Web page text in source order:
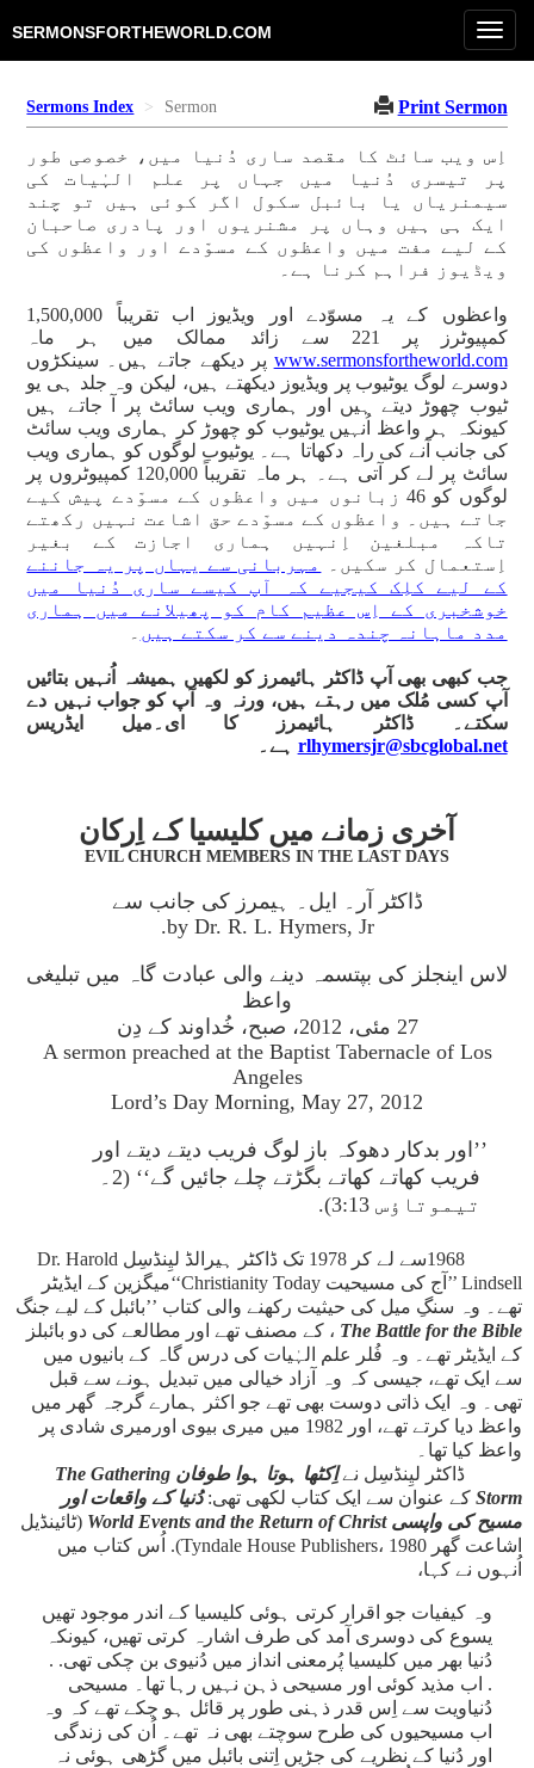
SERMONSFORTHEWORLD.COM
Sermons Index Sermon Print Sermon
اِس ویب سائٹ کا مقصد ساری دُنیا میں، خصوصی طور
پر تیسری دُنیا میں جہاں پر علم الہٰیات کی
سیمنریاں یا بائبل سکول اگر کوئی ہیں تو چند
ایک ہی ہیں وہاں پر مشنریوں اور پادری صاحبان
کے لیے مفت میں واعظوں کے مسوّدے اور واعظوں کی
ویڈیوز فراہم کرنا ہے۔
واعظوں کے یہ مسوّدے اور ویڈیوز اب تقریباً 1,500,000
کمپیوٹرز پر 221 سے زائد ممالک میں ہر ماہ
www.sermonsfortheworld.com پر دیکھے جاتے ہیں۔ سینکڑوں
دوسرے لوگ یوٹیوب پر ویڈیوز دیکھتے ہیں، لیکن وہ جلد ہی یو
ٹیوب چھوڑ دیتے ہیں اور ہماری ویب سائٹ پر آ جاتے ہیں
کیونکہ ہر واعظ اُنہیں یوٹیوب کو چھوڑ کر ہماری ویب سائٹ
کی جانب آنے کی راہ دکھاتا ہے۔ یوٹیوب لوگوں کو ہماری ویب
سائٹ پر لے کر آتی ہے۔ ہر ماہ تقریباً 120,000 کمپیوٹروں پر
لوگوں کو 46 زبانوں میں واعظوں کے مسوّدے پیش کیے
جاتے ہیں۔ واعظوں کے مسوّدے حق اشاعت نہیں رکھتے
تاکہ مبلغین اِنہیں ہماری اجازت کے بغیر
اِستعمال کر سکیں۔
مہربانی سے یہاں پر یہ جاننے
کے لیے کلِک کیجیے کہ آپ کیسے ساری دُنیا میں
خوشخبری کے اِس عظیم کام کو پھیلانے میں ہماری
مدد ماہانہ چندہ دینے سے کر سکتے ہیں
جب کبھی بھی آپ ڈاکٹر ہائیمرز کو لکھیں ہمیشہ اُنہیں بتائیں
آپ کسی مُلک میں رہتے ہیں، ورنہ وہ آپ کو جواب نہیں دے
سکتے۔ ڈاکٹر ہائیمرز کا ای۔میل ایڈریس
rlhymersjr@sbcglobal.net ہے۔
آخری زمانے میں کلیسیا کے اِرکان
EVIL CHURCH MEMBERS IN THE LAST DAYS
ڈاکٹر آر۔ ایل۔ ہیمرز کی جانب سے
by Dr. R. L. Hymers, Jr.
لاس اینجلز کی بپتسمہ دینے والی عبادت گاہ میں تبلیغی
واعظ
27 مئی، 2012، صبح، خُداوند کے دِن
A sermon preached at the Baptist Tabernacle of Los
Angeles
Lord’s Day Morning, May 27, 2012
’’اور بدکار دھوکہ باز لوگ فریب دیتے دیتے اور
فریب کھاتے کھاتے بگڑتے چلے جائیں گے‘‘ (2۔
تیموتاؤس 3:13).
1968سے لے کر 1978 تک ڈاکٹر ہیرالڈ لیِنڈسِل Dr. Harold
Lindsell ’’آج کی مسیحیت Christianity Today‘‘میگزین کے ایڈیٹر
تھے۔ وہ سنگِ میل کی حیثیت رکھنے والی کتاب ’’بائبل کے لیے جنگ
The Battle for the Bible ، کے مصنف تھے اور مطالعے کی دو بائبلز
کے ایڈیٹر تھے۔ وہ فُلر علم الہٰیات کی درس گاہ کے بانیوں میں
سے ایک تھے، جیسی کہ وہ آزاد خیالی میں تبدیل ہونے سے قبل
تھی۔ وہ ایک ذاتی دوست بھی تھے جو اکثر ہمارے گرجہ گھر میں
واعظ دیا کرتے تھے، اور 1982 میں میری بیوی اورمیری شادی پر
واعظ کیا تھا۔
ڈاکٹر لیِنڈسِل نےاِکٹھا ہوتا ہوا طوفان The Gathering
Storm کے عنوان سے ایک کتاب لکھی تھی:دُنیا کے واقعات اور
مسیح کی واپسی World Events and the Return of Christ (ٹائینڈیل
اشاعت گھر Tyndale House Publishers، 1980). اُس کتاب میں
اُنہوں نے کہا،
وہ کیفیات جو اقرار کرتی ہوئی کلیسیا کے اندر موجود تھیں
یسوع کی دوسری آمد کی طرف اشارہ کرتی تھیں، کیونکہ
دُنیا بھر میں کلیسیا پُرمعنی انداز میں دُنیوی بن چکی تھی. .
. اب مذید کوئی اور مسیحی ذہن نہیں رہا تھا۔ مسیحی
دُنیاویت سے اِس قدر ذہنی طور پر قائل ہو چکے تھے کہ وہ
اب مسیحیوں کی طرح سوچتے بھی نہ تھے۔ اُن کی زندگی
اور دُنیا کے نظریے کی جڑیں اِتنی بائبل میں گڑھی ہوئی نہ